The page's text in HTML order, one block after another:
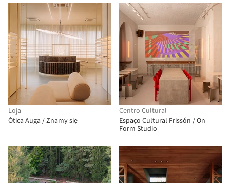
Loja
Ótica Auga / Znamy się
Centro Cultural
Espaço Cultural Frissón / On
Form Studio